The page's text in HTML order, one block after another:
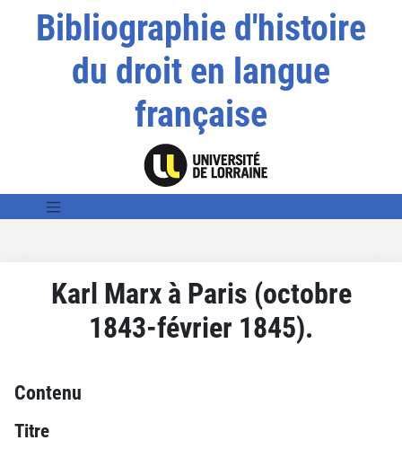
Bibliographie d'histoire
du droit en langue
française
Karl Marx à Paris (octobre
1843-février 1845).
Contenu
Titre